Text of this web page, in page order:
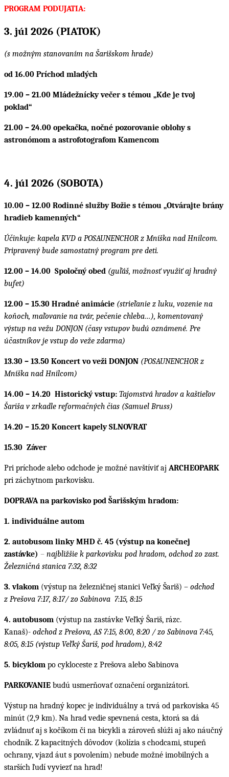
PROGRAM PODUJATIA:
3. júl 2026 (PIATOK)
(s možným stanovaním na Šarišskom hrade)
od 16.00 Príchod mladých
19.00 – 21.00 Mládežnícky večer s témou „Kde je tvoj
poklad“
21.00 – 24.00 opekačka, nočné pozorovanie oblohy s
astronómom a astrofotografom Kamencom
4. júl 2026 (SOBOTA)
10.00 – 12.00 Rodinné služby Božie s témou „Otvárajte brány
hradieb kamenných“
Účinkuje: kapela KVD a POSAUNENCHOR z Mníška nad Hnilcom.
Pripravený bude samostatný program pre deti.
12.00 – 14.00 Spoločný obed (guľáš, možnosť využiť aj hradný
bufet)
12.00 – 15.30 Hradné animácie (strieľanie z luku, vozenie na
koňoch, maľovanie na tvár, pečenie chleba…), komentovaný
výstup na vežu DONJON (časy vstupov budú oznámené. Pre
účastníkov je vstup do veže zdarma)
13.30 – 13.50 Koncert vo veži DONJON (POSAUNENCHOR z
Mníška nad Hnilcom)
14.00 – 14.20 Historický vstup: Tajomstvá hradov a kaštieľov
Šariša v zrkadle reformačných čias (Samuel Bruss)
14.20 – 15.20 Koncert kapely SLNOVRAT
15.30 Záver
Pri príchode alebo odchode je možné navštíviť aj ARCHEOPARK
pri záchytnom parkovisku.
DOPRAVA na parkovisko pod Šarišským hradom:
1. individuálne autom
2. autobusom linky MHD č. 45 (výstup na konečnej
zastávke) – najbližšie k parkovisku pod hradom, odchod zo zast.
Železničná stanica 7:32, 8:32
3. vlakom (výstup na železničnej stanici Veľký Šariš) – odchod
z Prešova 7:17, 8:17/ zo Sabinova 7:15, 8:15
4. autobusom (výstup na zastávke Veľký Šariš, rázc.
Kanaš)- odchod z Prešova, AS 7:15, 8:00, 8:20 / zo Sabinova 7:45,
8:05, 8:15 (výstup Veľký Šariš, pod hradom), 8:42
5. bicyklom po cykloceste z Prešova alebo Sabinova
PARKOVANIE budú usmerňovať označení organizátori.
Výstup na hradný kopec je individuálny a trvá od parkoviska 45
minút (2,9 km). Na hrad vedie spevnená cesta, ktorá sa dá
zvládnuť aj s kočíkom či na bicykli a zároveň slúži aj ako náučný
chodník. Z kapacitných dôvodov (kolízia s chodcami, stupeň
ochrany, vjazd áut s povolením) nebude možné imobilných a
starších ľudí vyviezť na hrad!